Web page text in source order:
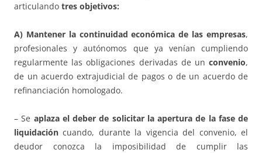
articulando tres objetivos:
A) Mantener la continuidad económica de las empresas,
profesionales y autónomos que ya venían cumpliendo
regularmente las obligaciones derivadas de un convenio,
de un acuerdo extrajudicial de pagos o de un acuerdo de
refinanciación homologado.
– Se aplaza el deber de solicitar la apertura de la fase de
liquidación cuando, durante la vigencia del convenio, el
deudor conozca la imposibilidad de cumplir las